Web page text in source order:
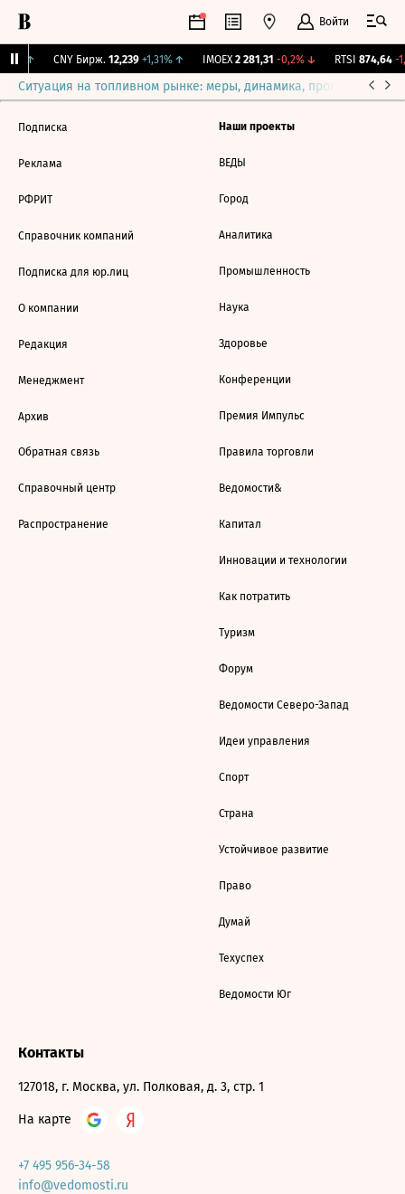
Войти
↑ CNY Бирж. 12,239 +1,31%↑ IMOEX 2 281,31 -0,2%↓ RTSI 874,64 -
Ситуация на топливном рынке: меры, динамика, прогнозы
Подписка
Реклама
РФРИТ
Справочник компаний
Подписка для юр.лиц
О компании
Редакция
Менеджмент
Архив
Обратная связь
Справочный центр
Распространение
Наши проекты
ВЕДЫ
Город
Аналитика
Промышленность
Наука
Здоровье
Конференции
Премия Импульс
Правила торговли
Ведомости&
Капитал
Инновации и технологии
Как потратить
Туризм
Форум
Ведомости Северо-Запад
Идеи управления
Спорт
Страна
Устойчивое развитие
Право
Думай
Техуспех
Ведомости Юг
Контакты
127018, г. Москва, ул. Полковая, д. 3, стр. 1
На карте
+7 495 956-34-58
info@vedomosti.ru